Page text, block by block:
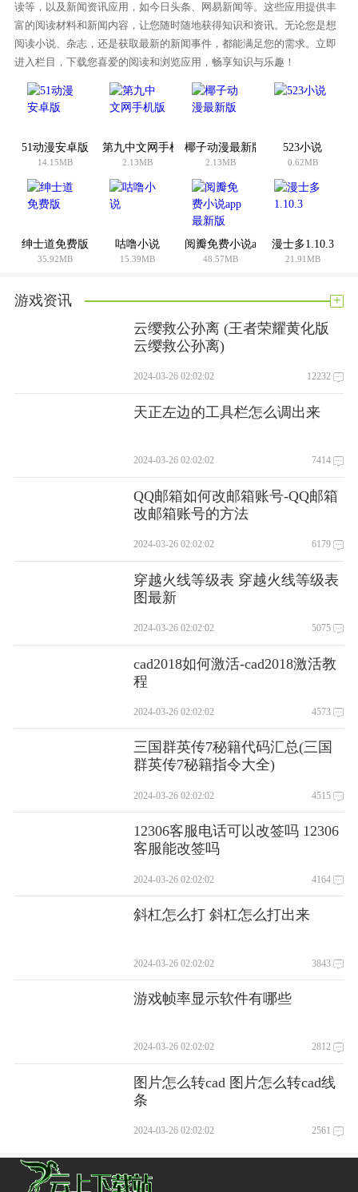
边肖评论
每天都有很多更新。你可以自由选择你喜欢读的书并给它们做
书签。
今日阅读中有大量新闻信息，系统会智能推荐你喜欢阅读的新
空闲时间。我可以利用每天的业余时间在网上完成任务，并且
我可以轻松地从平台获得奖励。
你怎么想呢?我觉得这个手机软件很好用。请分享给你的朋友:
读等，以及新闻资讯应用，如今日头条、网易新闻等。这些应用提供丰
富的阅读材料和新闻内容，让您随时随地获得知识和资讯。无论您是想
阅读小说、杂志，还是获取最新的新闻事件，都能满足您的需求。立即
进入栏目，下载您喜爱的阅读和浏览应用，畅享知识与乐趣！
51动漫安卓版
14.15MB
第九中文网手机版
2.13MB
椰子动漫最新版
2.13MB
523小说
0.62MB
绅士道免费版
35.92MB
咕噜小说
15.39MB
阅瓣免费小说app最新版
48.57MB
漫士多1.10.3
21.91MB
游戏资讯 +
云缨救公孙离 (王者荣耀黄化版
云缨救公孙离)
2024-03-26 02:02:02 12232
天正左边的工具栏怎么调出来
2024-03-26 02:02:02 7414
QQ邮箱如何改邮箱账号-QQ邮箱
改邮箱账号的方法
2024-03-26 02:02:02 6179
穿越火线等级表 穿越火线等级表
图最新
2024-03-26 02:02:02 5075
cad2018如何激活-cad2018激活教
程
2024-03-26 02:02:02 4573
三国群英传7秘籍代码汇总(三国
群英传7秘籍指令大全)
2024-03-26 02:02:02 4515
12306客服电话可以改签吗 12306
客服能改签吗
2024-03-26 02:02:02 4164
斜杠怎么打 斜杠怎么打出来
2024-03-26 02:02:02 3843
游戏帧率显示软件有哪些
2024-03-26 02:02:02 2812
图片怎么转cad 图片怎么转cad线
条
2024-03-26 02:02:02 2561